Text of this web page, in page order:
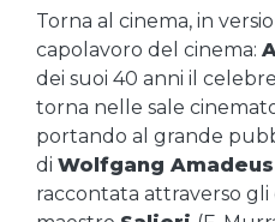
Torna al cinema, in
capolavoro del cinema:
dei suoi 40 anni il
torna nelle sale
portando al grande
di Wolfgang
raccontata attraverso gli